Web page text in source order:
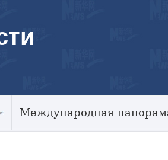
Международная